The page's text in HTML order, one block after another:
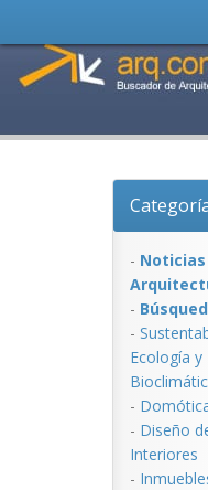
- Noticias
-
-
Ecologí­a y
-
- Diseño
Interiores
-